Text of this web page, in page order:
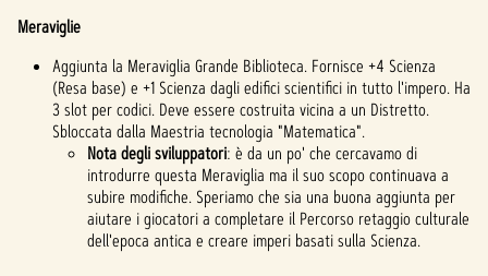
Meraviglie
Aggiunta la Meraviglia Grande Biblioteca. Fornisce +4 Scienza
(Resa base) e +1 Scienza dagli edifici scientifici in tutto l'impero. Ha
3 slot per codici. Deve essere costruita vicina a un Distretto.
Sbloccata dalla Maestria tecnologia "Matematica".
Nota degli sviluppatori: è da un po' che cercavamo di
introdurre questa Meraviglia ma il suo scopo continuava a
subire modifiche. Speriamo che sia una buona aggiunta per
aiutare i giocatori a completare il Percorso retaggio culturale
dell'epoca antica e creare imperi basati sulla Scienza.